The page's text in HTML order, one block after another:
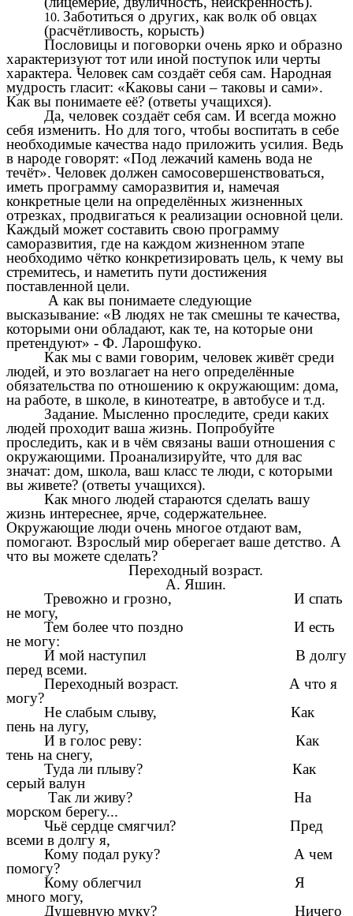
Заботиться о других, как волк об овцах
(расчётливость, корысть)
Пословицы и поговорки очень ярко и образно
характеризуют тот или иной поступок или черты
характера. Человек сам создаёт себя сам. Народная
мудрость гласит: «Каковы сани – таковы и сами».
Как вы понимаете её? (ответы учащихся).
Да, человек создаёт себя сам. И всегда можно
себя изменить. Но для того, чтобы воспитать в себе
необходимые качества надо приложить усилия. Ведь
в народе говорят: «Под лежачий камень вода не
течёт». Человек должен самосовершенствоваться,
иметь программу саморазвития и, намечая
конкретные цели на определённых жизненных
отрезках, продвигаться к реализации основной цели.
Каждый может составить свою программу
саморазвития, где на каждом жизненном этапе
необходимо чётко конкретизировать цель, к чему вы
стремитесь, и наметить пути достижения
поставленной цели.
А как вы понимаете следующие
высказывание: «В людях не так смешны те качества,
которыми они обладают, как те, на которые они
претендуют» - Ф. Ларошфуко.
Как мы с вами говорим, человек живёт среди
людей, и это возлагает на него определённые
обязательства по отношению к окружающим: дома,
на работе, в школе, в кинотеатре, в автобусе и т.д.
Задание. Мысленно проследите, среди каких
людей проходит ваша жизнь. Попробуйте
проследить, как и в чём связаны ваши отношения с
окружающими. Проанализируйте, что для вас
значат: дом, школа, ваш класс те люди, с которыми
вы живете? (ответы учащихся).
Как много людей стараются сделать вашу
жизнь интереснее, ярче, содержательнее.
Окружающие люди очень многое отдают вам,
помогают. Взрослый мир оберегает ваше детство. А
что вы можете сделать?
Переходный возраст.
А. Яшин.
Тревожно и грозно, И спать
не могу,
Тем более что поздно И есть
не могу:
И мой наступил В долгу
перед всеми.
Переходный возраст. А что я
могу?
Не слабым слыву, Как
пень на лугу,
И в голос реву: Как
тень на снегу,
Туда ли плыву? Как
серый валун
Так ли живу? На
морском берегу...
Чьё сердце смягчил? Пред
всеми в долгу я,
Кому подал руку? А чем
помогу?
Кому облегчил Я
много могу,
Душевную муку? Ничего